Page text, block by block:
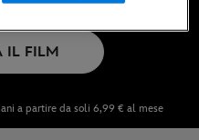
IL FILM
a partire da soli 6,99 € al mese